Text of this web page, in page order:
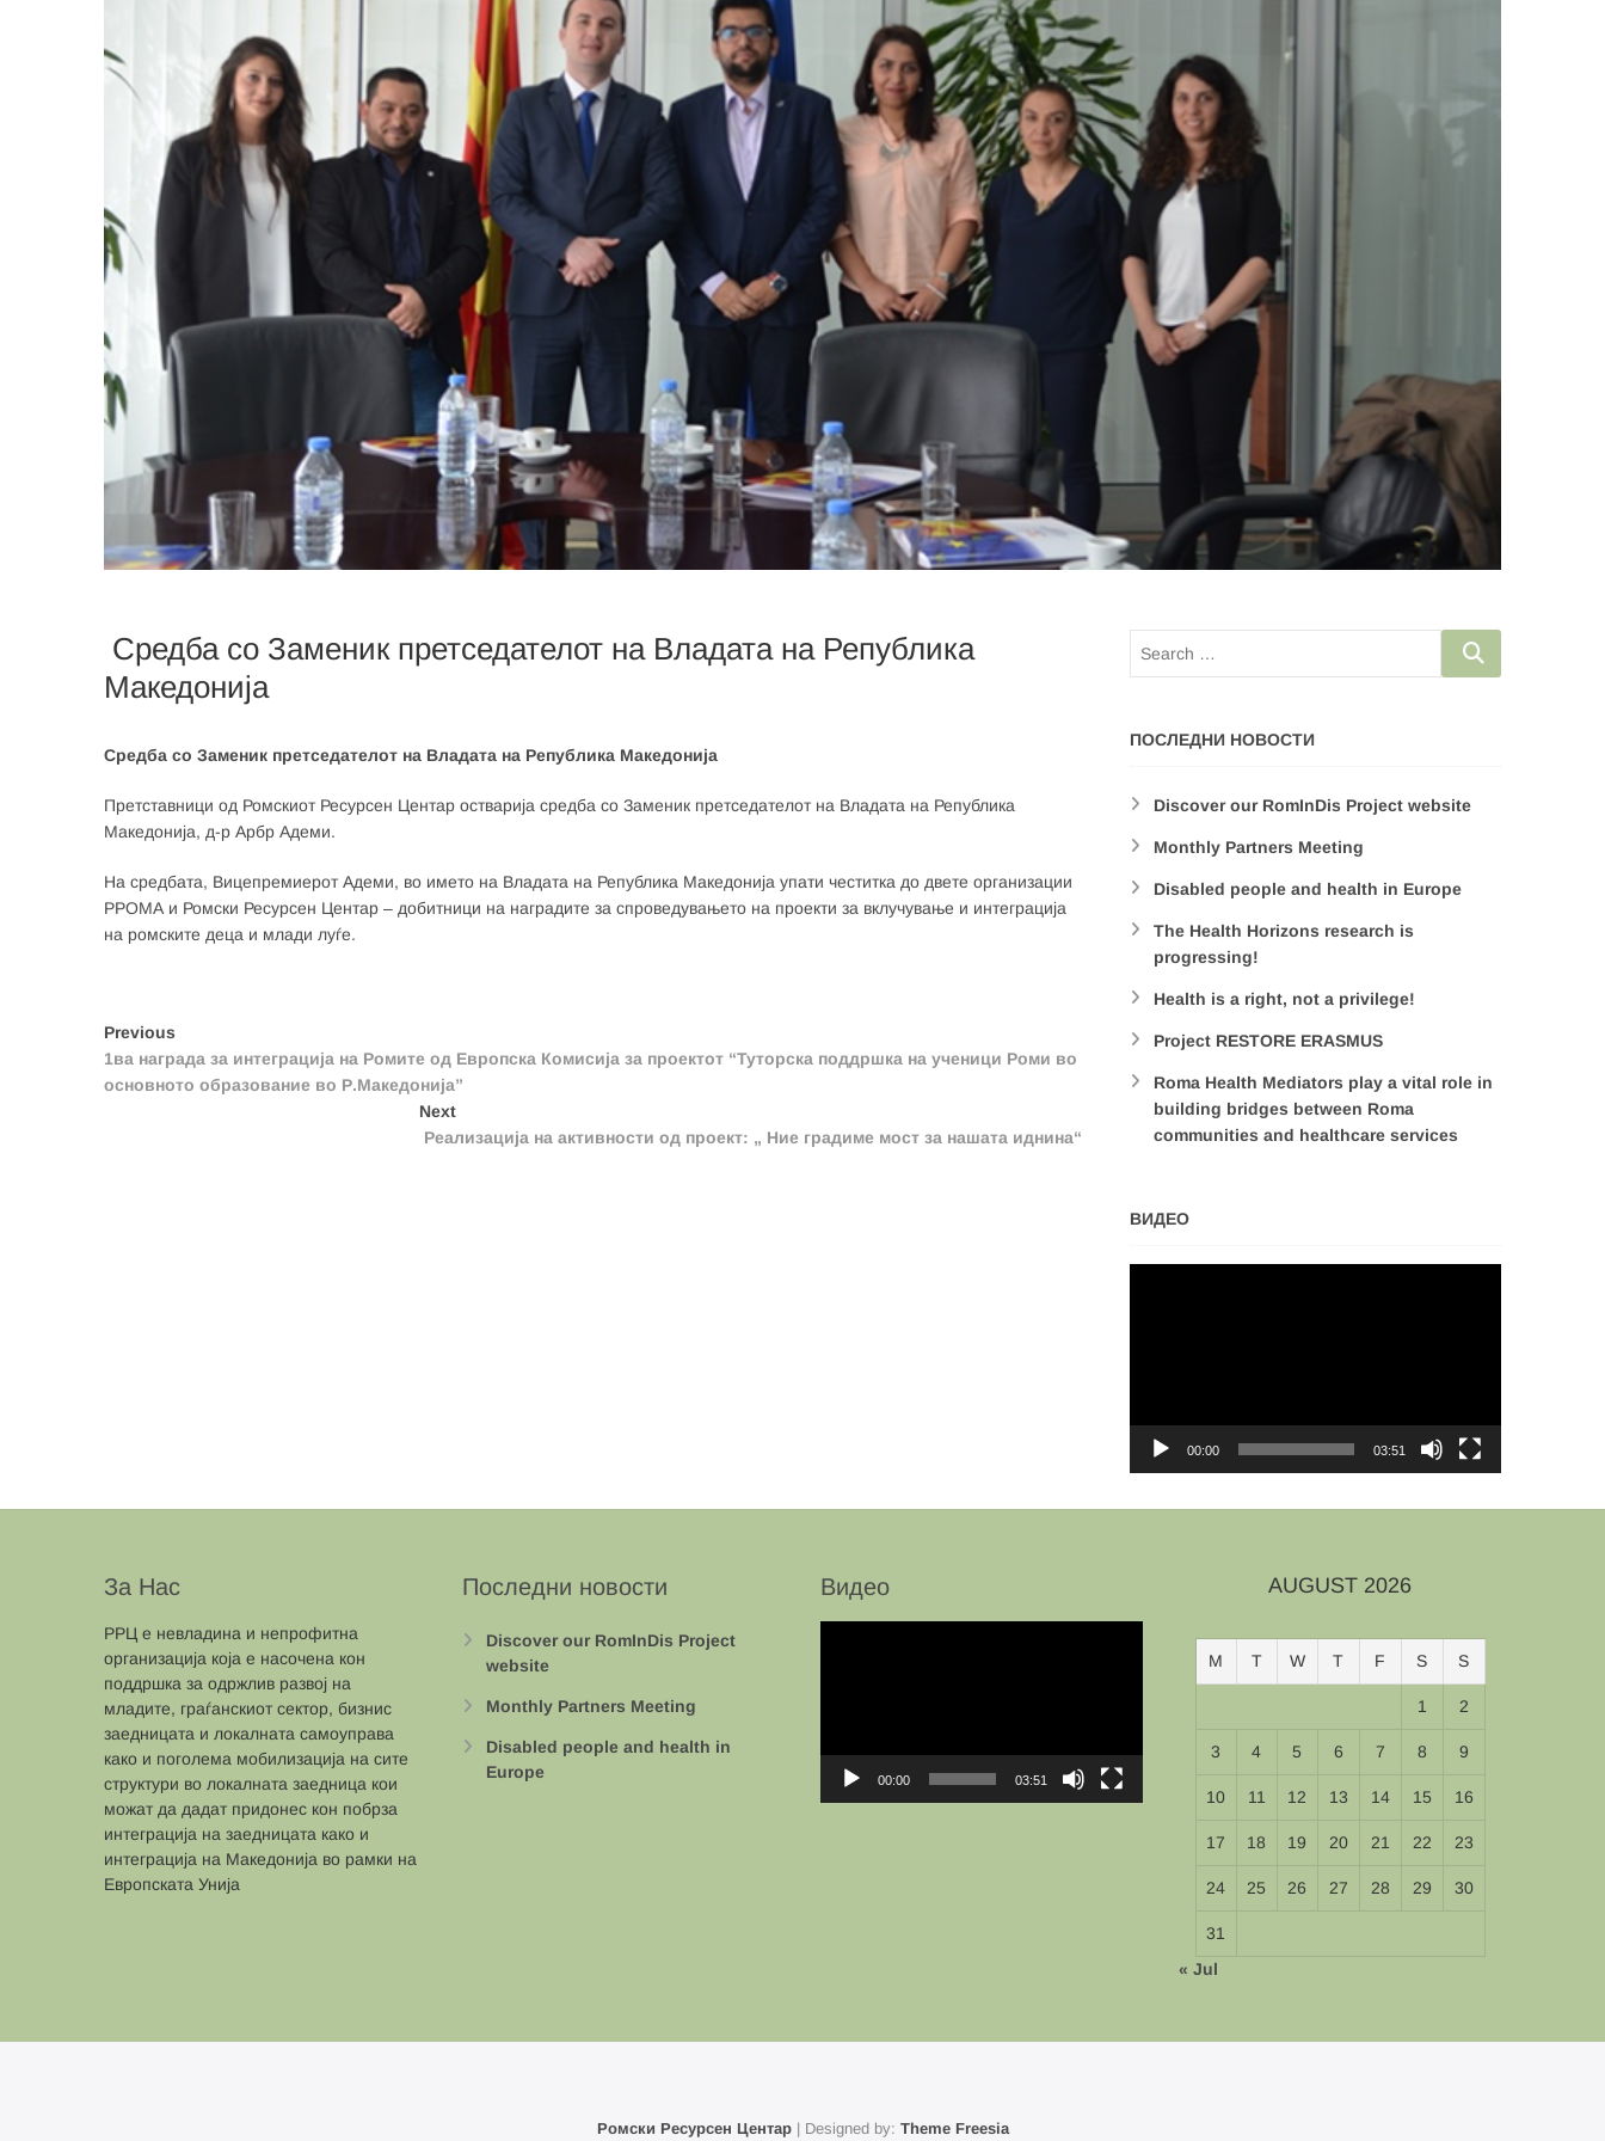
Средба со Заменик претседателот на Владата на Република
Македонија
Средба со Заменик претседателот на Владата на Република Македонија
Претставници од Ромскиот Ресурсен Центар остварија средба со Заменик претседателот на Владата на Република
Македонија, д-р Арбр Адеми.
На средбата, Вицепремиерот Адеми, во името на Владата на Република Македонија упати честитка до двете организации
РРОМА и Ромски Ресурсен Центар – добитници на наградите за спроведувањето на проекти за вклучување и интеграција
на ромските деца и млади луѓе.
Post
navigation
PreviousPrevious
post:
1ва награда за интеграција на Ромите од Европска Комисија за проектот “Туторска поддршка на ученици Роми во
основното образование во Р.Македонија”
NextNext
post:
Реализација на активности од проект: „ Ние градиме мост за нашата иднина“
ПОСЛЕДНИ НОВОСТИ
Discover our RomInDis Project website
Monthly Partners Meeting
Disabled people and health in Europe
The Health Horizons research is
progressing!
Health is a right, not a privilege!
Project RESTORE ERASMUS
Roma Health Mediators play a vital role in
building bridges between Roma
communities and healthcare services
ВИДЕО
00:00 03:51
За Нас
РРЦ е невладина и непрофитна
организација која е насочена кон
поддршка за одржлив развој на
младите, граѓанскиот сектор, бизнис
заедницата и локалната самоуправа
како и поголема мобилизација на сите
структури во локалната заедница кои
можат да дадат придонес кон побрза
интеграција на заедницата како и
интеграција на Македонија во рамки на
Европската Унија
Последни новости
Discover our RomInDis Project
website
Monthly Partners Meeting
Disabled people and health in
Europe
Видео
00:00 03:51
AUGUST 2026
M T W T F S S
1 2
3 4 5 6 7 8 9
10 11 12 13 14 15 16
17 18 19 20 21 22 23
24 25 26 27 28 29 30
31
« Jul
Ромски Ресурсен Центар| Designed by: Theme Freesia